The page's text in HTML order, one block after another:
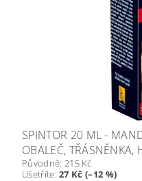
SPINTOR 20 ML -
OBALEČ, TŘÁSNĚNKA,
Původně: 215 Kč
Ušetříte:27 Kč (–12 %)